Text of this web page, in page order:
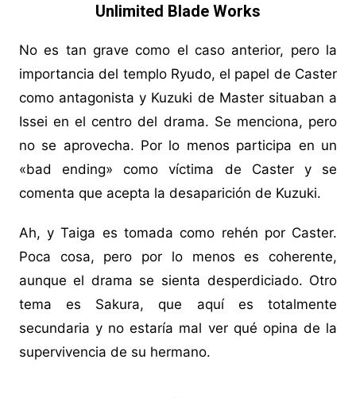
Unlimited Blade Works
No es tan grave como el caso anterior, pero la
importancia del templo Ryudo, el papel de Caster
como antagonista y Kuzuki de Master situaban a
Issei en el centro del drama. Se menciona, pero
no se aprovecha. Por lo menos participa en un
«bad ending» como víctima de Caster y se
comenta que acepta la desaparición de Kuzuki.
Ah, y Taiga es tomada como rehén por Caster.
Poca cosa, pero por lo menos es coherente,
aunque el drama se sienta desperdiciado. Otro
tema es Sakura, que aquí es totalmente
secundaria y no estaría mal ver qué opina de la
supervivencia de su hermano.